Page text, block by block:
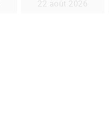
22 août 2026